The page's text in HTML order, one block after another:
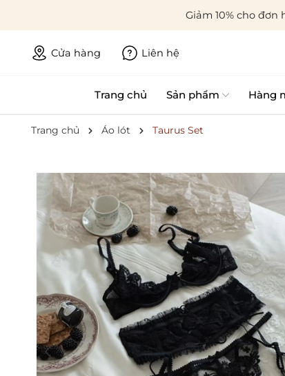
Giảm 10% cho đơn
Cửa hàng Liên hệ
Trang chủ Sản phẩm Hàng
Trang chủ Áo lót Taurus Set